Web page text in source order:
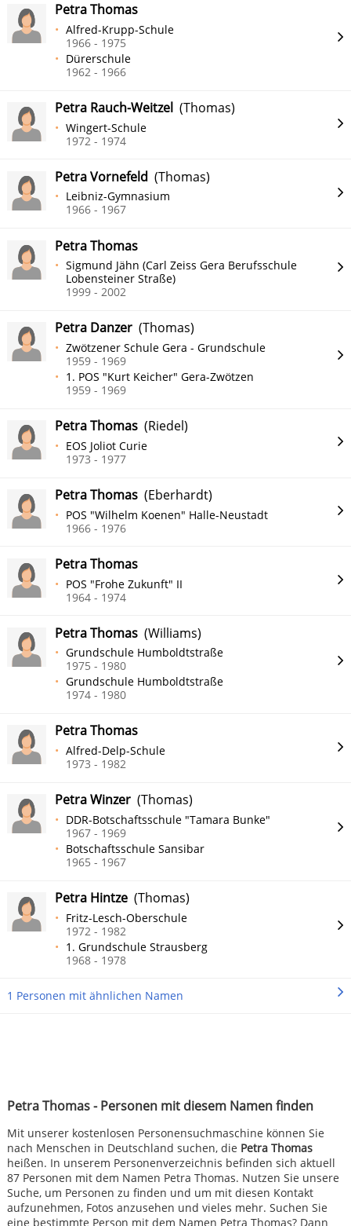
Petra Thomas - Personen mit diesem Namen finden
Mit unserer kostenlosen Personensuchmaschine können Sie
nach Menschen in Deutschland suchen, die Petra Thomas
heißen. In unserem Personenverzeichnis befinden sich aktuell
87 Personen mit dem Namen Petra Thomas. Nutzen Sie unsere
Suche, um Personen zu finden und um mit diesen Kontakt
aufzunehmen, Fotos anzusehen und vieles mehr. Suchen Sie
eine bestimmte Person mit dem Namen Petra Thomas? Dann
Petra Thomas
Alfred-Krupp-Schule
1966 - 1975
Dürerschule
1962 - 1966
Petra Rauch-Weitzel (Thomas)
Wingert-Schule
1972 - 1974
Petra Vornefeld (Thomas)
Leibniz-Gymnasium
1966 - 1967
Petra Thomas
Sigmund Jähn (Carl Zeiss Gera Berufsschule
Lobensteiner Straße)
1999 - 2002
Petra Danzer (Thomas)
Zwötzener Schule Gera - Grundschule
1959 - 1969
1. POS "Kurt Keicher" Gera-Zwötzen
1959 - 1969
Petra Thomas (Riedel)
EOS Joliot Curie
1973 - 1977
Petra Thomas (Eberhardt)
POS "Wilhelm Koenen" Halle-Neustadt
1966 - 1976
Petra Thomas
POS "Frohe Zukunft" II
1964 - 1974
Petra Thomas (Williams)
Grundschule Humboldtstraße
1975 - 1980
Grundschule Humboldtstraße
1974 - 1980
Petra Thomas
Alfred-Delp-Schule
1973 - 1982
Petra Winzer (Thomas)
DDR-Botschaftsschule "Tamara Bunke"
1967 - 1969
Botschaftsschule Sansibar
1965 - 1967
Petra Hintze (Thomas)
Fritz-Lesch-Oberschule
1972 - 1982
1. Grundschule Strausberg
1968 - 1978
1 Personen mit ähnlichen Namen